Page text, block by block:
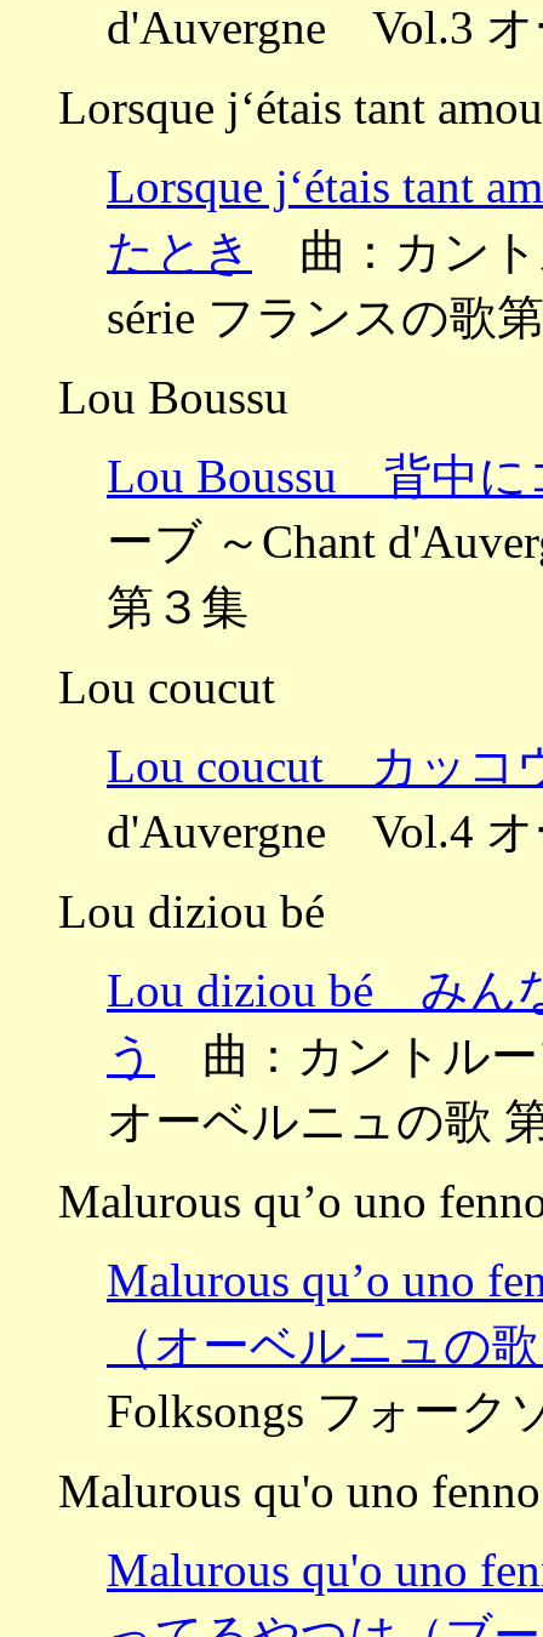
d'Auvergne Vol.3
Lorsque j‘étais tant
Lorsque j‘étais tant
たとき
曲：カント
série フランスの歌
Lou Boussu
Lou Boussu 背中に
ーブ ～Chant
第３集
Lou coucut
Lou coucut カッコ
d'Auvergne Vol.4
Lou diziou bé
Lou diziou bé み
う
曲：カントルー
オーベルニュの歌
Malurous qu’o uno
Malurous qu’o uno
（オーベルニュの
Folksongs フォーク
Malurous qu'o uno fenno
Malurous qu'o uno